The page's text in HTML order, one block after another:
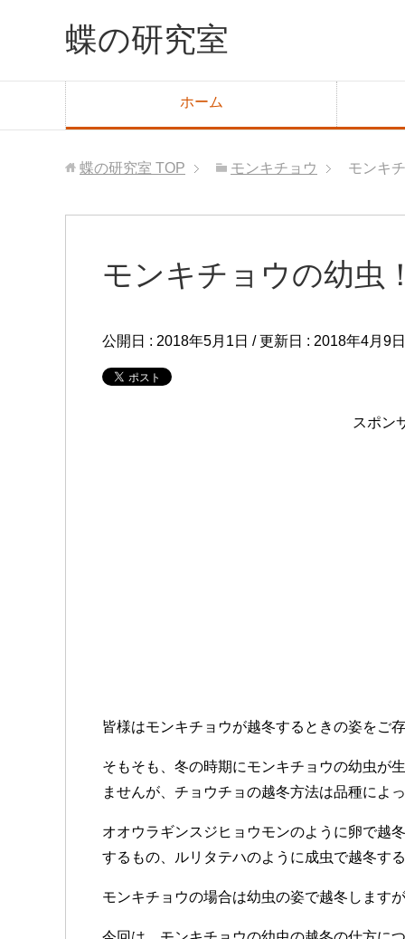
蝶の研究室
ホーム
蝶の研究室 TOP モンキチョウ モンキ
モンキチョウの幼虫
公開日 : 2018年5月1日 / 更新日 : 2018年4月9日
スポン
皆様はモンキチョウが越冬するときの姿をご
そもそも、冬の時期にモンキチョウの幼虫が
ませんが、チョウチョの越冬方法は品種によ
オオウラギンスジヒョウモンのように卵で越
するもの、ルリタテハのように成虫で越冬す
モンキチョウの場合は幼虫の姿で越冬します